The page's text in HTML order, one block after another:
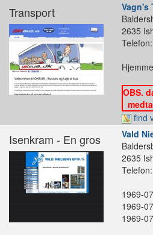
Transport
Vagn's
2635
OBS.
find
Isenkram - En gros
Vald
2635
1969-
1969-
1969-